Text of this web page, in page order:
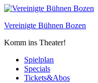
Skip
content
Vereinigte Bühnen Bozen
Komm ins Theater!
Spielplan
Specials
Tickets&Abos